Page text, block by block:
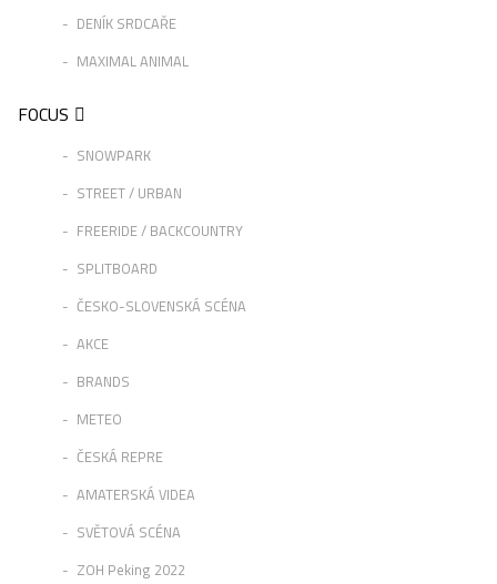
DENÍK SRDCAŘE
MAXIMAL ANIMAL
FOCUS
SNOWPARK
STREET / URBAN
FREERIDE / BACKCOUNTRY
SPLITBOARD
ČESKO-SLOVENSKÁ SCÉNA
AKCE
BRANDS
METEO
ČESKÁ REPRE
AMATERSKÁ VIDEA
SVĚTOVÁ SCÉNA
ZOH Peking 2022